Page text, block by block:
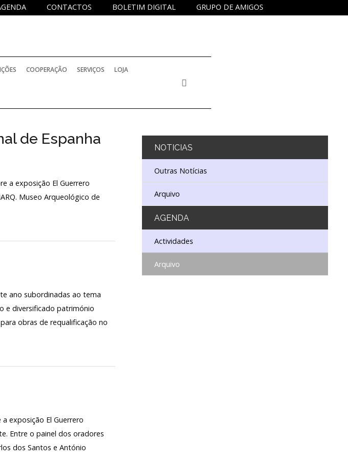
GRUPO DE AMIGOS
BOLETIM DIGITAL
CONTACTOS
COOPERAÇÃO SERVIÇOS LOJA
de Espanha
a exposição El Guerrero
Museo Arqueológico de
ano subordinadas ao tema
e diversificado património
obras de requalificação no
exposição El Guerrero
Entre o painel dos oradores
dos Santos e António
NOTICIAS
Outras Notícias
Arquivo
AGENDA
Actividades
Arquivo